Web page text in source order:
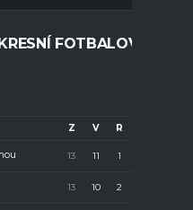
FOTBALOVÁ
Z V R
13 11 1
13 10 2